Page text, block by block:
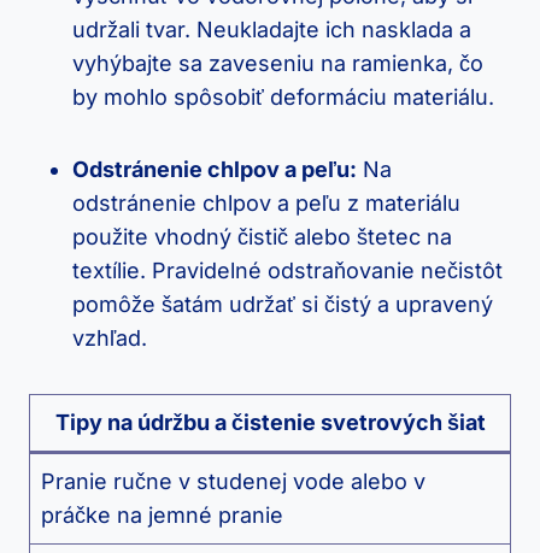
udržali ​tvar. Neukladajte ich nasklada‌ a
vyhýbajte sa‍ zaveseniu na ramienka, ‌čo
by mohlo spôsobiť deformáciu ⁣materiálu.
Odstránenie chlpov⁢ a ⁣peľu: Na
odstránenie chlpov ‍a peľu z materiálu⁤
použite⁢ vhodný‌ čistič alebo štetec na
textílie. Pravidelné⁤ odstraňovanie nečistôt
pomôže šatám udržať si čistý a upravený
vzhľad.
Tipy ⁣na údržbu a čistenie‌ svetrových⁢ šiat
Pranie‍ ručne v studenej​ vode alebo v
práčke na jemné pranie